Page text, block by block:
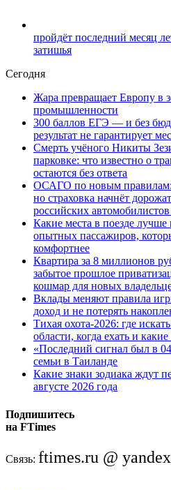
пройдёт последний месяц
затишья
Сегодня
Жара превращает Европу в
промышленности
300 баллов ЕГЭ — и без
результат не гарантирует
Смерть учёного Никиты
парковке: что известно о
остаются без ответа
ОСАГО по новым правилам:
но страховка начнёт
российских автомобилистов
Какие места в поезде
опытных пассажиров,
комфортнее
Квартира за 8 миллионов
забытое прошлое
кошмар для новых
Вклады меняют правила
доход и не потерять
Тихая охота-2026: где
области, когда ехать и
«Последний сигнал был в
семьи в Таиланде
Какие знаки зодиака ждут
августе 2026 года
Подпишитесь
на FTimes
Связь: ftimes.ru @